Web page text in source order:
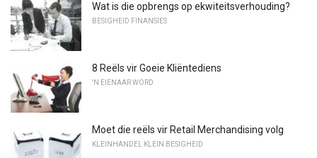
Wat is die opbrengs op ekwiteitsverhouding?
BESIGHEID FINANSIES
8 Reëls vir Goeie Kliëntediens
'N EIENAAR WORD
Moet die reëls vir Retail Merchandising volg
KLEINHANDEL KLEIN BESIGHEID